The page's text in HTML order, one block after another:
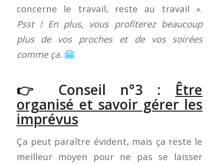
concerne le travail, reste au travail ».
Psst ! En plus, vous profiterez beaucoup
plus de vos proches et de vos soirées
comme ça. 🤗
👉 Conseil n°3 : Être
organisé et savoir gérer les
imprévus
Ça peut paraître évident, mais ça reste le
meilleur moyen pour ne pas se laisser